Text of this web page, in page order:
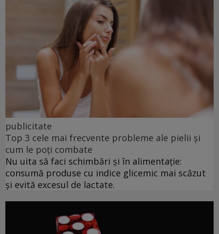
publicitate
Top 3 cele mai frecvente probleme ale pielii și
cum le poți combate
Nu uita să faci schimbări și în alimentație:
consumă produse cu indice glicemic mai scăzut
și evită excesul de lactate.